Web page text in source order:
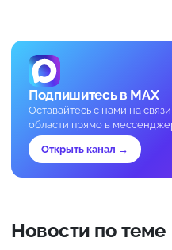
Подпишитесь в MAX
Оставайтесь с нами на
области прямо в
Открыть канал →
Новости по теме